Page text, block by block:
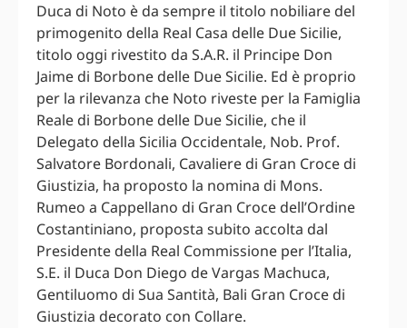
Duca di Noto è da sempre il titolo nobiliare del
primogenito della Real Casa delle Due Sicilie,
titolo oggi rivestito da S.A.R. il Principe Don
Jaime di Borbone delle Due Sicilie. Ed è proprio
per la rilevanza che Noto riveste per la Famiglia
Reale di Borbone delle Due Sicilie, che il
Delegato della Sicilia Occidentale, Nob. Prof.
Salvatore Bordonali, Cavaliere di Gran Croce di
Giustizia, ha proposto la nomina di Mons.
Rumeo a Cappellano di Gran Croce dell’Ordine
Costantiniano, proposta subito accolta dal
Presidente della Real Commissione per l’Italia,
S.E. il Duca Don Diego de Vargas Machuca,
Gentiluomo di Sua Santità, Bali Gran Croce di
Giustizia decorato con Collare.